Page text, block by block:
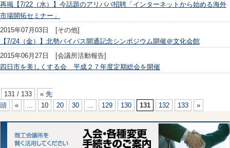
再掲【7/22（水）】今話題のアリババ招聘「インターネットから始める海外
市場開拓セミナー」
2015年07月03日 [その他]
【7/24（金）】北勢バイパス開通記念シンポジウム開催＠文化会館
2015年06月27日 [会議所活動報告]
四日市を美しくする会 平成２７年度定期総会を開催
131 / 133
« 先
頭
« ... 10 20 30 ... 129 130 131 132 133 »